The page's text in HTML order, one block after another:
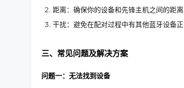
距离：确保你的设备和先锋主机之间的距
干扰：避免在配对过程中有其他蓝牙设备
三、常见问题及解决方案
问题一：无法找到设备